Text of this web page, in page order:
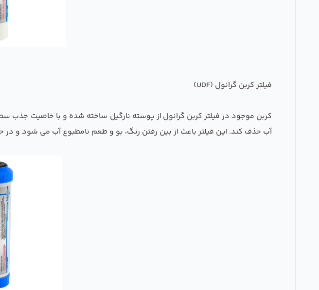
فیلتر کربن گرانول (UDF)
کربن موجود در فیلتر کربن گرانول از پوسته نارگیل ساخته شده و با خاصیت جذب
آب حذف کند. این فیلتر باعث از بین رفتن رنگ، بو و طعم نامطبوع آب می شود و